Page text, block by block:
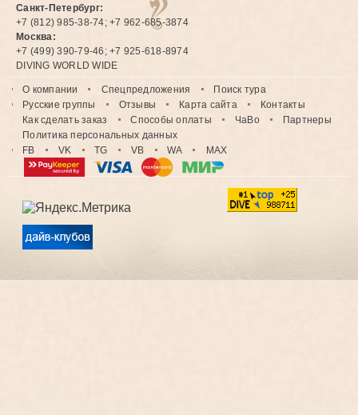
Санкт-Петербург:
+7 (812) 985-38-74; +7 962-685-3874
Москва:
+7 (499) 390-79-46; +7 925-618-8974
DIVING WORLD WIDE
О компании Спецпредложения
Поиск тура
Русские группы
Отзывы Карта сайта
Контакты
Как сделать заказ
Способы оплаты ЧаВо
Партнеры
Политика персональных данных
FB
VK TG VB WA MAX